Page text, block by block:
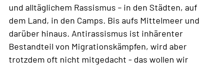
und alltäglichem Rassismus – in den Städten, auf
dem Land, in den Camps. Bis aufs Mittelmeer und
darüber hinaus. Antirassismus ist inhärenter
Bestandteil von Migrationskämpfen, wird aber
trotzdem oft nicht mitgedacht - das wollen wir